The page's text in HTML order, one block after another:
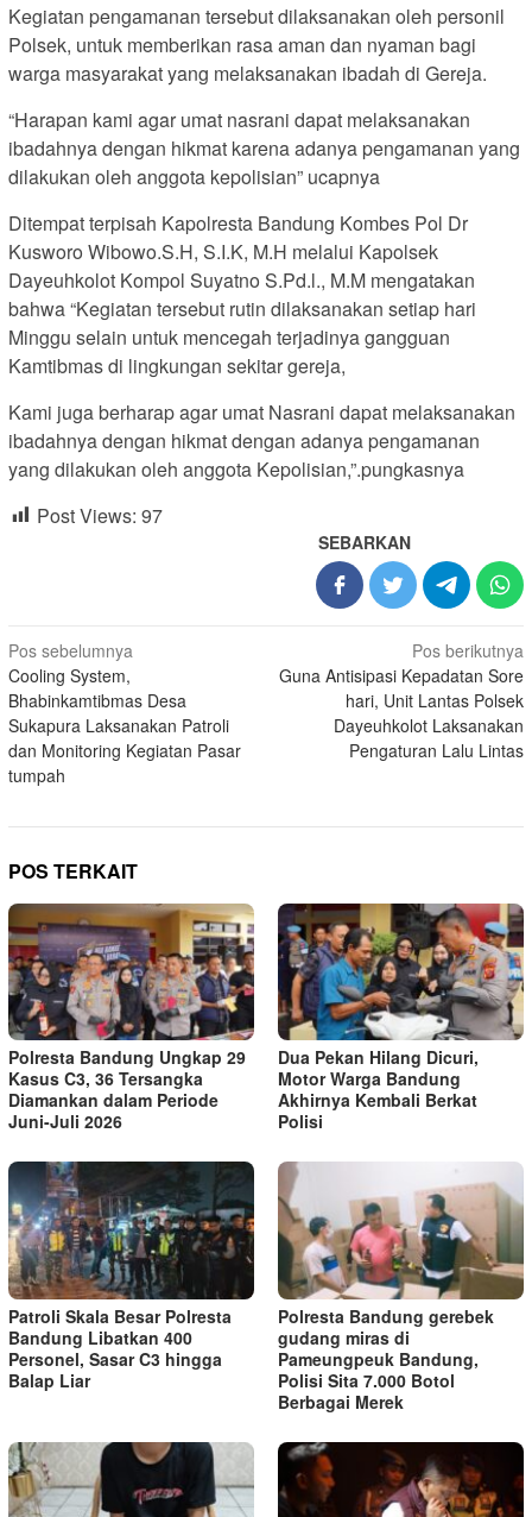
Kegiatan pengamanan tersebut dilaksanakan oleh personil
Polsek, untuk memberikan rasa aman dan nyaman bagi
warga masyarakat yang melaksanakan ibadah di Gereja.
“Harapan kami agar umat nasrani dapat melaksanakan
ibadahnya dengan hikmat karena adanya pengamanan yang
dilakukan oleh anggota kepolisian” ucapnya
Ditempat terpisah Kapolresta Bandung Kombes Pol Dr
Kusworo Wibowo.S.H, S.I.K, M.H melalui Kapolsek
Dayeuhkolot Kompol Suyatno S.Pd.l., M.M mengatakan
bahwa “Kegiatan tersebut rutin dilaksanakan setiap hari
Minggu selain untuk mencegah terjadinya gangguan
Kamtibmas di lingkungan sekitar gereja,
Kami juga berharap agar umat Nasrani dapat melaksanakan
ibadahnya dengan hikmat dengan adanya pengamanan
yang dilakukan oleh anggota Kepolisian,”.pungkasnya
Post Views: 97
SEBARKAN
Navigasi
pos
Pos sebelumnya
Cooling System,
Bhabinkamtibmas Desa
Sukapura Laksanakan Patroli
dan Monitoring Kegiatan Pasar
tumpah
Pos berikutnya
Guna Antisipasi Kepadatan Sore
hari, Unit Lantas Polsek
Dayeuhkolot Laksanakan
Pengaturan Lalu Lintas
POS TERKAIT
Polresta Bandung Ungkap 29
Kasus C3, 36 Tersangka
Diamankan dalam Periode
Juni-Juli 2026
Dua Pekan Hilang Dicuri,
Motor Warga Bandung
Akhirnya Kembali Berkat
Polisi
Patroli Skala Besar Polresta
Bandung Libatkan 400
Personel, Sasar C3 hingga
Balap Liar
Polresta Bandung gerebek
gudang miras di
Pameungpeuk Bandung,
Polisi Sita 7.000 Botol
Berbagai Merek